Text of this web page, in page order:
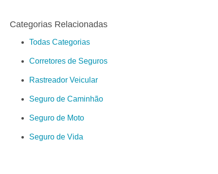
Categorias Relacionadas
Todas Categorias
Corretores de Seguros
Rastreador Veicular
Seguro de Caminhão
Seguro de Moto
Seguro de Vida